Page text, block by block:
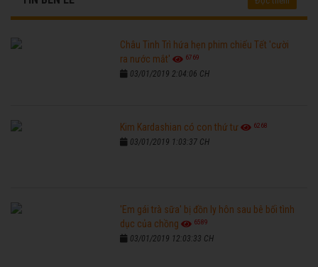
Châu Tinh Trì hứa hẹn phim chiếu Tết 'cười
ra nước mắt'
6769
03/01/2019 2:04:06 CH
Kim Kardashian có con thứ tư 6268
03/01/2019 1:03:37 CH
'Em gái trà sữa' bị đồn ly hôn sau bê bối tình
dục của chồng
6589
03/01/2019 12:03:33 CH